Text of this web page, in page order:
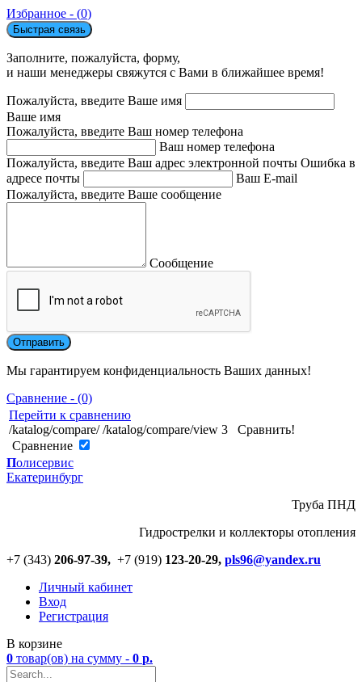
Избранное - (0)
Быстрая связь
Заполните, пожалуйста, форму,
и наши менеджеры свяжутся с Вами в ближайшее время!
Пожалуйста, введите Ваше имя
Ваше имя
Пожалуйста, введите Ваш номер телефона
Ваш номер телефона
Пожалуйста, введите Ваш адрес электронной почты Ошибка в
адресе почты
Ваш E-mail
Пожалуйста, введите Ваше сообщение
Сообщение
Мы гарантируем конфиденциальность Ваших данных!
Сравнение - (0)
Перейти к сравнению
/katalog/compare/ /katalog/compare/view 3
Сравнить!
Cравнение
Полисервис
Екатеринбург
Труба ПНД
Гидрострелки и коллекторы отопления
+7 (343) 206-97-39, +7 (919) 123-20-29, pls96@yandex.ru
Личный кабинет
Вход
Регистрация
В корзине
0 товар(ов) на сумму - 0 р.